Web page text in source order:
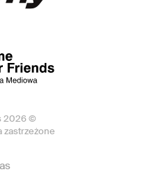
2026 ©
zastrzeżone